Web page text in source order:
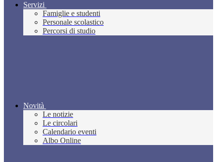
Servizi
Famiglie e studenti
Personale scolastico
Percorsi di studio
Novità
Le notizie
Le circolari
Calendario eventi
Albo Online